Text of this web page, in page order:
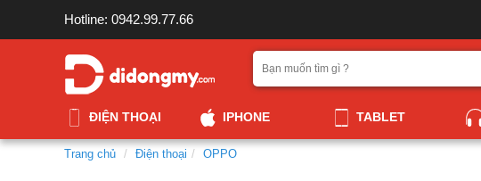
Hotline: 0942.99.77.66
ĐIỆN THOẠI IPHONE TABLET
Trang chủ Điện thoại OPPO